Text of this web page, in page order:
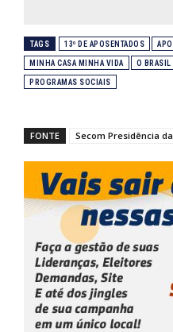
TAGS 13º DE APOSENTADOS
MINHA CASA MINHA VIDA O BRASIL
PROGRAMAS SOCIAIS
FONTE Secom Presidência